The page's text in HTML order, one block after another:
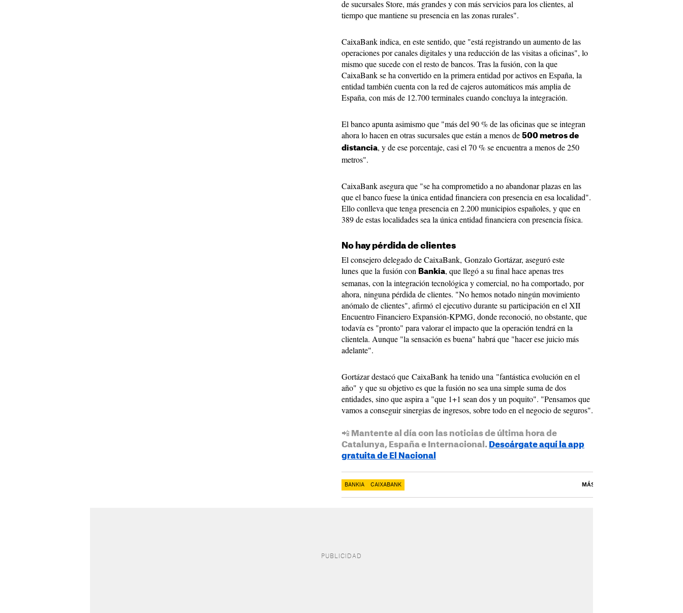
de sucursales Store, más grandes y con más servicios para los clientes, al
tiempo que mantiene su presencia en las zonas rurales".
CaixaBank indica, en este sentido, que "está registrando un aumento de las
operaciones por canales digitales y una reducción de las visitas a oficinas", lo
mismo que sucede con el resto de bancos. Tras la fusión, con la que
CaixaBank se ha convertido en la primera entidad por activos en España, la
entidad también cuenta con la red de cajeros automáticos más amplia de
España, con más de 12.700 terminales cuando concluya la integración.
El banco apunta asimismo que "más del 90 % de las oficinas que se integran
ahora lo hacen en otras sucursales que están a menos de 500 metros de
distancia, y de ese porcentaje, casi el 70 % se encuentra a menos de 250
metros".
CaixaBank asegura que "se ha comprometido a no abandonar plazas en las
que el banco fuese la única entidad financiera con presencia en esa localidad".
Ello conlleva que tenga presencia en 2.200 municipios españoles, y que en
389 de estas localidades sea la única entidad financiera con presencia física.
No hay pérdida de clientes
El consejero delegado de CaixaBank, Gonzalo Gortázar, aseguró este
lunes que la fusión con Bankia, que llegó a su final hace apenas tres
semanas, con la integración tecnológica y comercial, no ha comportado, por
ahora, ninguna pérdida de clientes. "No hemos notado ningún movimiento
anómalo de clientes", afirmó el ejecutivo durante su participación en el XII
Encuentro Financiero Expansión-KPMG, donde reconoció, no obstante, que
todavía es "pronto" para valorar el impacto que la operación tendrá en la
clientela. Aunque "la sensación es buena" habrá que "hacer ese juicio más
adelante".
Gortázar destacó que CaixaBank ha tenido una "fantástica evolución en el
año" y que su objetivo es que la fusión no sea una simple suma de dos
entidades, sino que aspira a "que 1+1 sean dos y un poquito". "Pensamos que
vamos a conseguir sinergias de ingresos, sobre todo en el negocio de seguros".
📲 Mantente al día con las noticias de última hora de
Catalunya, España e Internacional. Descárgate aquí la app
gratuita de El Nacional
BANKIA CAIXABANK MÁS